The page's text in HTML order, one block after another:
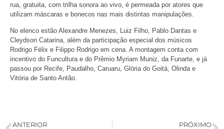
rua, gratuita, com trilha sonora ao vivo, é permeada por atores que
utilizam máscaras e bonecos nas mais distintas manipulações.
No elenco estão Alexandre Menezes, Luiz Filho, Pablo Dantas e
Cleydson Catarina, além da participação especial dos músicos
Rodrigo Félix e Filippo Rodrigo em cena. A montagem conta com
incentivo do Funcultura e do Prêmio Myriam Muniz, da Funarte, e já
passou por Recife, Paudalho, Caruaru, Glória do Goitá, Olinda e
Vitória de Santo Antão.
ANTERIOR PRÓXIMO